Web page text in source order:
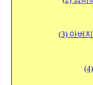
(3) 아버